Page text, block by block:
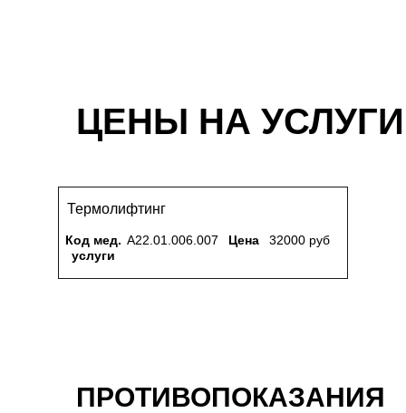
ЦЕНЫ НА УСЛУГИ
Цена
Код мед.
услуги
Термолифтинг
А22.01.006.007 32000 руб
ПРОТИВОПОКАЗАНИЯ